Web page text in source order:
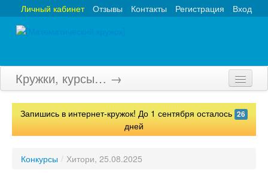
Вход
Регистрация
Контакты
Отзывы
Личный кабинет
Кружки, курсы… →
Главная
Запишись в интернет-кружок! До 1 сентября осталось 26
дней
Конкурсы / Хитори, 25.08.2025